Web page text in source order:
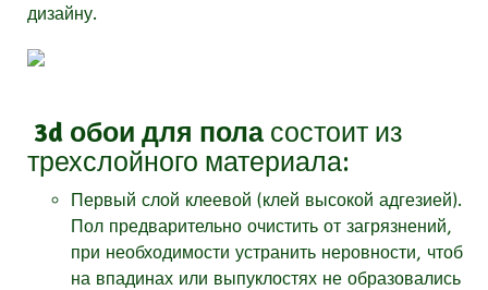
дизайну.
3d обои для пола состоит из
трехслойного материала:
Первый слой клеевой (клей высокой адгезией).
Пол предварительно очистить от загрязнений,
при необходимости устранить неровности, чтоб
на впадинах или выпуклостях не образовались